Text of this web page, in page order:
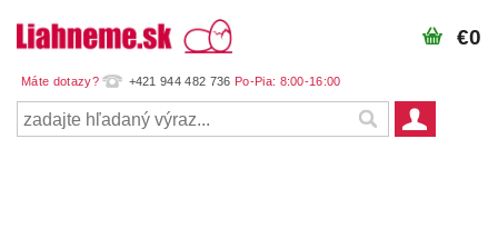
+421 944 482 736
€0